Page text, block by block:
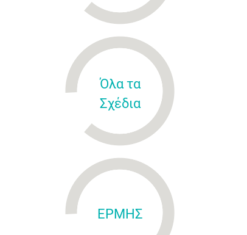
Όλα τα
Σχέδια
ΕΡΜΗΣ